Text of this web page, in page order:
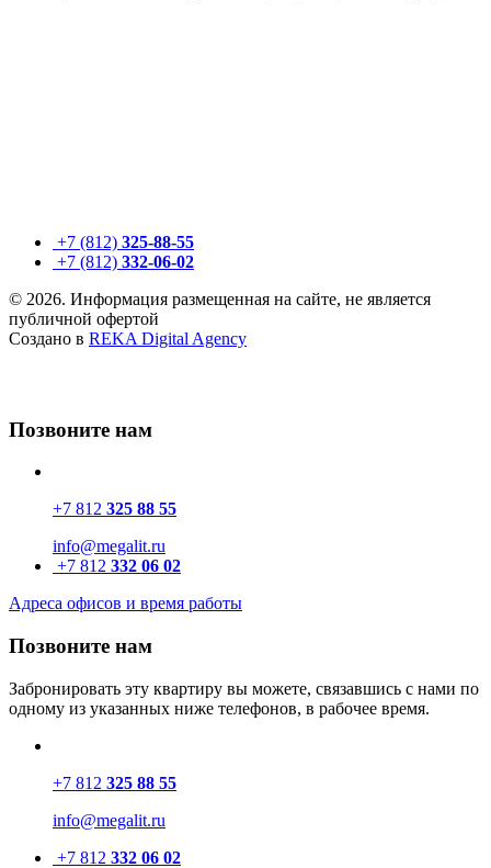
+7 (812) 325-88-55
+7 (812) 332-06-02
© 2026. Информация размещенная на сайте, не является
публичной офертой
Создано в REKA Digital Agency
Позвоните нам
+7 812 325 88 55
info@megalit.ru
+7 812 332 06 02
Адреса офисов и время работы
Позвоните нам
Забронировать эту квартиру вы можете, связавшись с нами по
одному из указанных ниже телефонов, в рабочее время.
+7 812 325 88 55
info@megalit.ru
+7 812 332 06 02